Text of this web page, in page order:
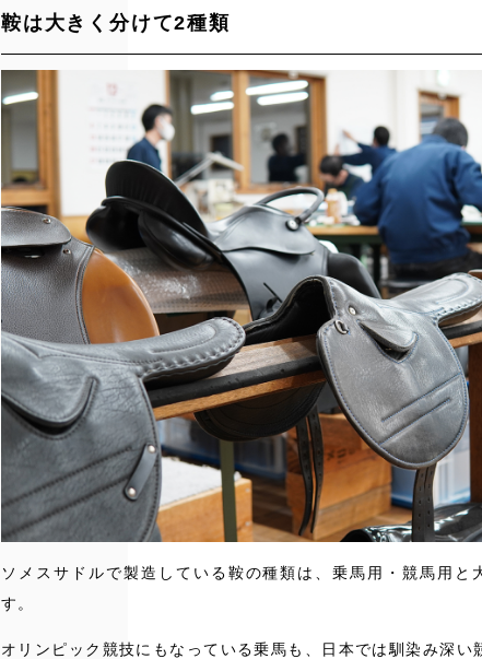
鞍は大きく分けて2種類
ソメスサドルで製造している鞍の種類は、乗馬用・競馬用と
す。
オリンピック競技にもなっている乗馬も、日本では馴染み深い